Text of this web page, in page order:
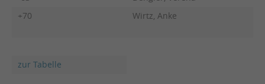
+70
Wirtz, Anke
zur Tabelle